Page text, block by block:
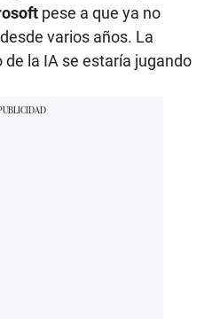
pese a que ya no
varios años. La
la IA se estaría jugando